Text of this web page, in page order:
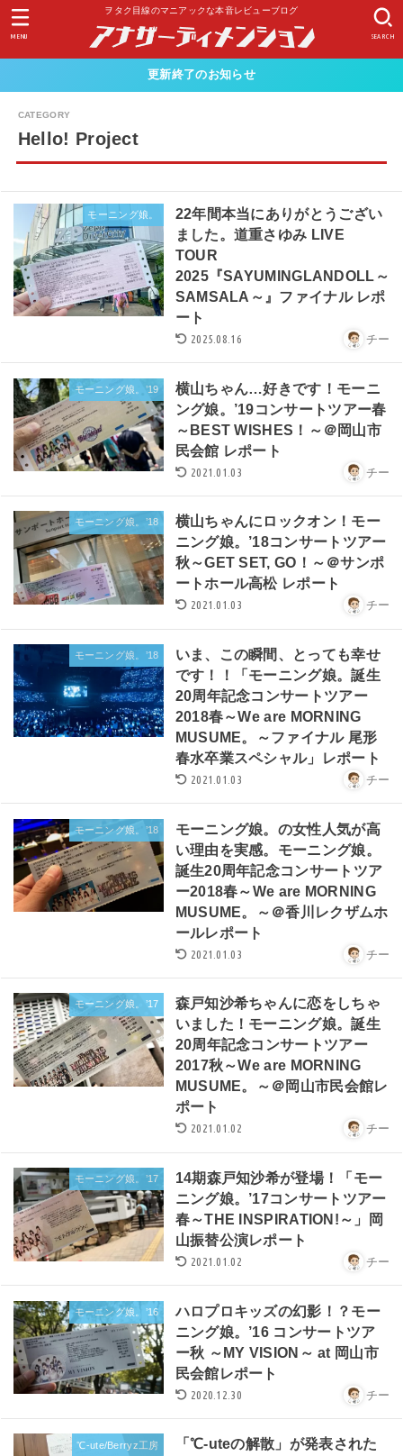
ヲタク目線のマニアックな本音レビューブログ
SEARCH
MENU
更新終了のお知らせ
Hello! Project
モーニング娘。
22年間本当にありがとうござい
ました。道重さゆみ LIVE
TOUR
2025『SAYUMINGLANDOLL～
SAMSALA～』ファイナル レポ
ート
2025.08.16 チー
モーニング娘。’19
横山ちゃん…好きです！モーニ
ング娘。’19コンサートツアー春
～BEST WISHES！～＠岡山市
民会館 レポート
2021.01.03 チー
モーニング娘。’18
横山ちゃんにロックオン！モー
ニング娘。’18コンサートツアー
秋～GET SET, GO！～＠サンポ
ートホール高松 レポート
2021.01.03 チー
モーニング娘。’18
いま、この瞬間、とっても幸せ
です！！「モーニング娘。誕生
20周年記念コンサートツアー
2018春～We are MORNING
MUSUME。～ファイナル 尾形
春水卒業スペシャル」レポート
2021.01.03 チー
モーニング娘。’18
モーニング娘。の女性人気が高
い理由を実感。モーニング娘。
誕生20周年記念コンサートツア
ー2018春～We are MORNING
MUSUME。～＠香川レクザムホ
ールレポート
2021.01.03 チー
モーニング娘。’17
森戸知沙希ちゃんに恋をしちゃ
いました！モーニング娘。誕生
20周年記念コンサートツアー
2017秋～We are MORNING
MUSUME。～＠岡山市民会館レ
ポート
2021.01.02 チー
モーニング娘。’17
14期森戸知沙希が登場！「モー
ニング娘。’17コンサートツアー
春～THE INSPIRATION!～」岡
山振替公演レポート
2021.01.02 チー
モーニング娘。’16
ハロプロキッズの幻影！？モー
ニング娘。’16 コンサートツア
ー秋 ～MY VISION～ at 岡山市
民会館レポート
2020.12.30 チー
℃-ute/Berryz工房
「℃-uteの解散」が発表された